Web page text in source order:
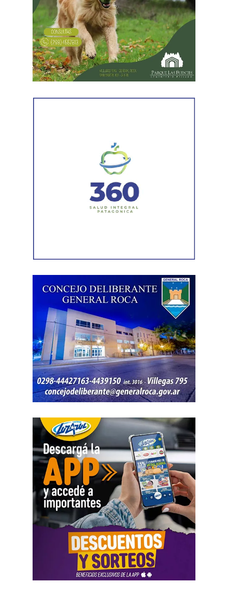
propuso que los países destinaran una jornada para
promover la fraternidad entre niños y niñas y concientizar
sobre su derecho a la salud, la educación y la protección.
En Argentina, esta celebración comenzó a realizarse en
1960 con actividades sociales y culturales destinadas a
promover el bienestar de la niñez en todo el país.
¿Por qué se habla de infancias?
atraviesan niños y niñas. La expresión busca visibilizar
las distintas condiciones sociales, culturales y
económicas, así como las diferentes oportunidades de
acceso a sus derechos.